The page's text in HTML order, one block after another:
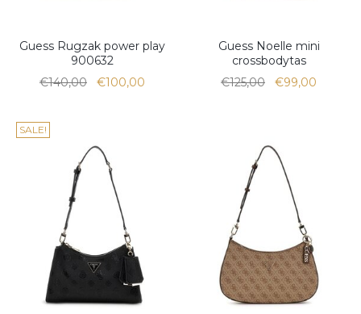
Guess Rugzak power play
900632
€140,00
€100,00
Guess Noelle mini
crossbodytas
€125,00
€99,00
SALE!